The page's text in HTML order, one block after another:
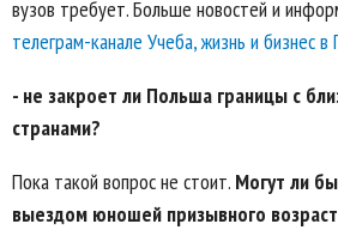
вузов требует. Больше новостей и
телеграм-канале Учеба, жизнь и бизнес
- не закроет ли Польша границы с
странами?
Пока такой вопрос не стоит. Могут ли
выездом юношей призывного